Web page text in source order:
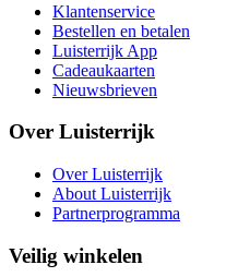
Klantenservice
Bestellen en betalen
Luisterrijk App
Cadeaukaarten
Nieuwsbrieven
Over Luisterrijk
Over Luisterrijk
About Luisterrijk
Partnerprogramma
Veilig winkelen